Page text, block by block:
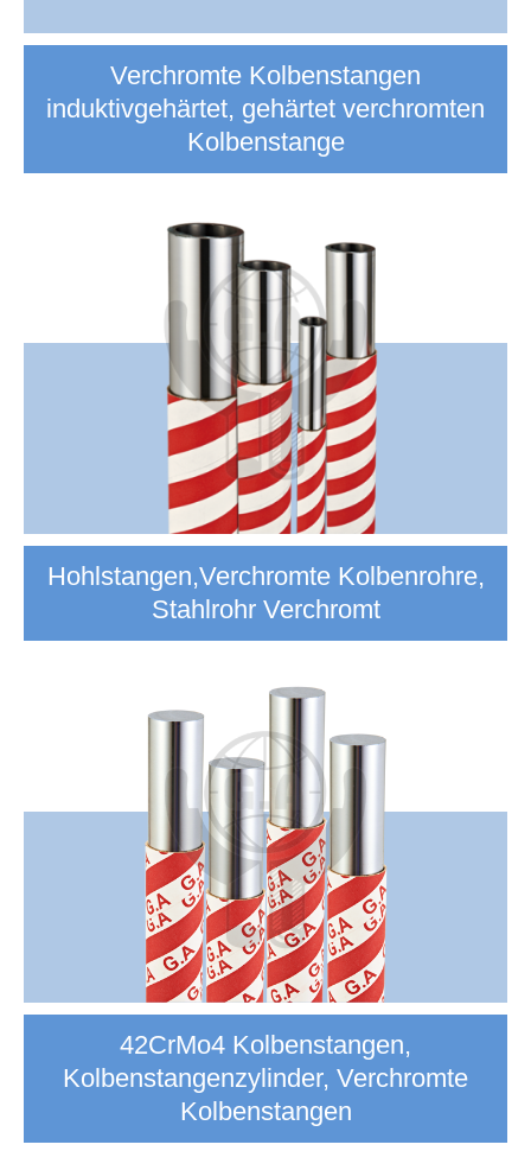
Verchromte Kolbenstangen
induktivgehärtet, gehärtet verchromten
Kolbenstange
Hohlstangen,Verchromte Kolbenrohre,
Stahlrohr Verchromt
42CrMo4 Kolbenstangen,
Kolbenstangenzylinder, Verchromte
Kolbenstangen